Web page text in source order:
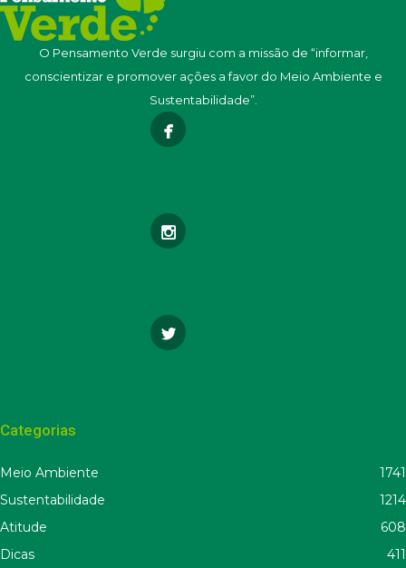
O Pensamento Verde surgiu com a missão de “informar,
conscientizar e promover ações a favor do Meio Ambiente e
Sustentabilidade”.
Categorias
Meio Ambiente
1741
Sustentabilidade
1214
Atitude
608
Dicas
411